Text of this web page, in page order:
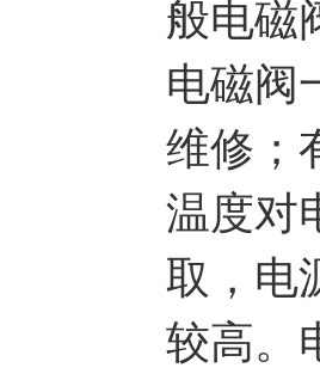
般电磁
电磁阀
维修；
温度对
取，电
较高。